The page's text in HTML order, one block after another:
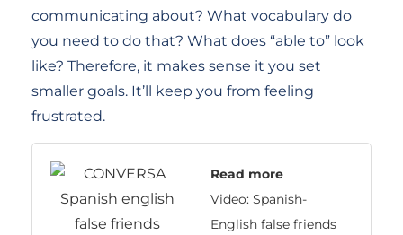
communicating about? What vocabulary do
you need to do that? What does “able to” look
like? Therefore, it makes sense it you set
smaller goals. It’ll keep you from feeling
frustrated.
Read more
Video: Spanish-
English false friends